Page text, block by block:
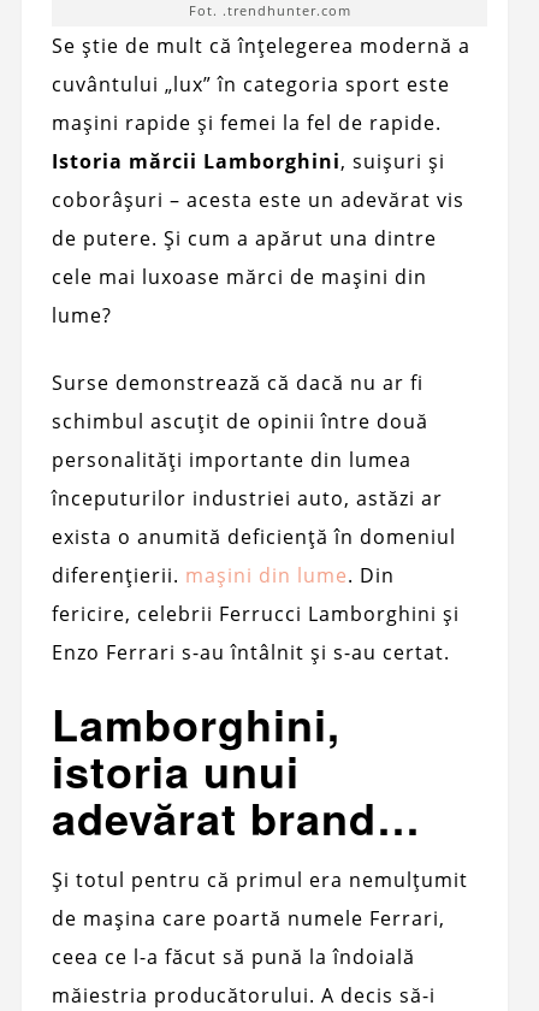
Fot. .trendhunter.com
Se știe de mult că înțelegerea modernă a
cuvântului „lux” în categoria sport este
mașini rapide și femei la fel de rapide.
Istoria mărcii Lamborghini, suișuri și
coborâșuri – acesta este un adevărat vis
de putere. Și cum a apărut una dintre
cele mai luxoase mărci de mașini din
lume?
Surse demonstrează că dacă nu ar fi
schimbul ascuțit de opinii între două
personalități importante din lumea
începuturilor industriei auto, astăzi ar
exista o anumită deficiență în domeniul
diferențierii. mașini din lume. Din
fericire, celebrii Ferrucci Lamborghini și
Enzo Ferrari s-au întâlnit și s-au certat.
Lamborghini,
istoria unui
adevărat brand…
Și totul pentru că primul era nemulțumit
de mașina care poartă numele Ferrari,
ceea ce l-a făcut să pună la îndoială
măiestria producătorului. A decis să-i